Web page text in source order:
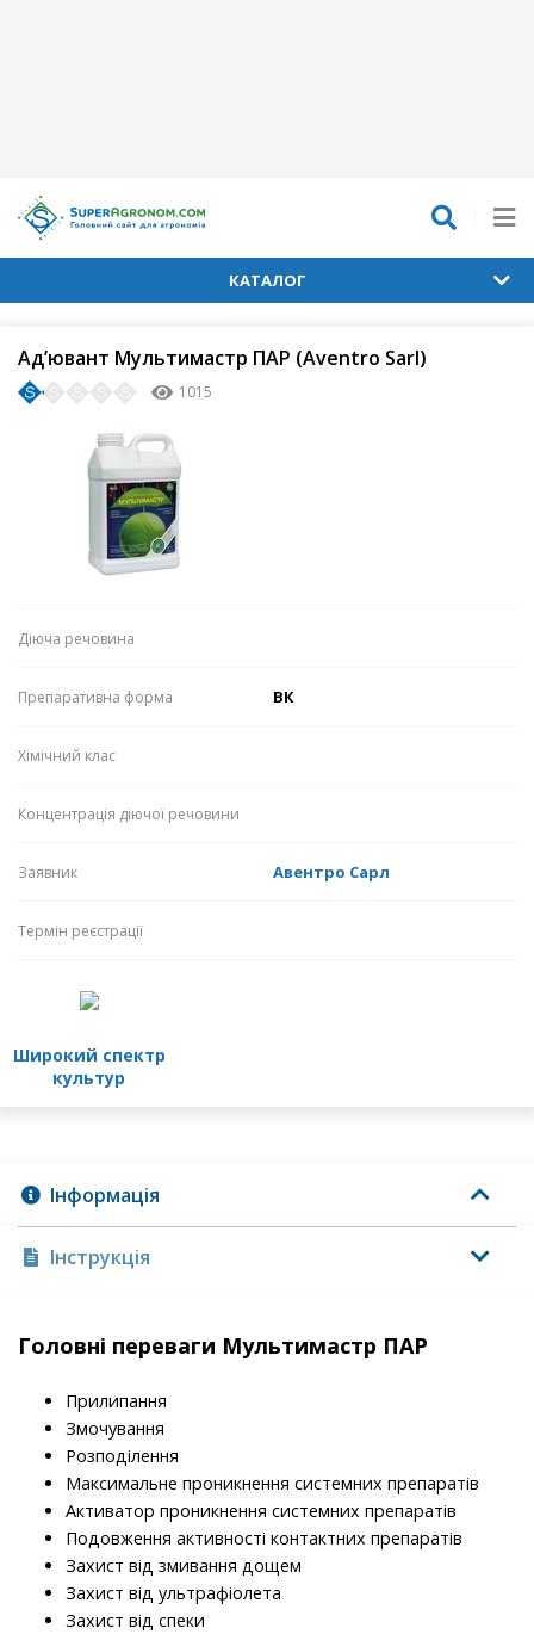
КАТАЛОГ
Ад’ювант Мультимастр ПАР (Aventro Sarl)
1015
Діюча речовина
Препаративна форма ВК
Хімічний клас
Концентрація діючої речовини
Заявник Авентро Сарл
Термін реєстрації
широкий спектр
культур
Інформація
Інструкція
Головні переваги Мультимастр ПАР
Прилипання
Змочування
Розподілення
Максимальне проникнення системних препаратів
Активатор проникнення системних препаратів
Подовження активності контактних препаратів
Захист від змивання дощем
Захист від ультрафіолета
Захист від спеки